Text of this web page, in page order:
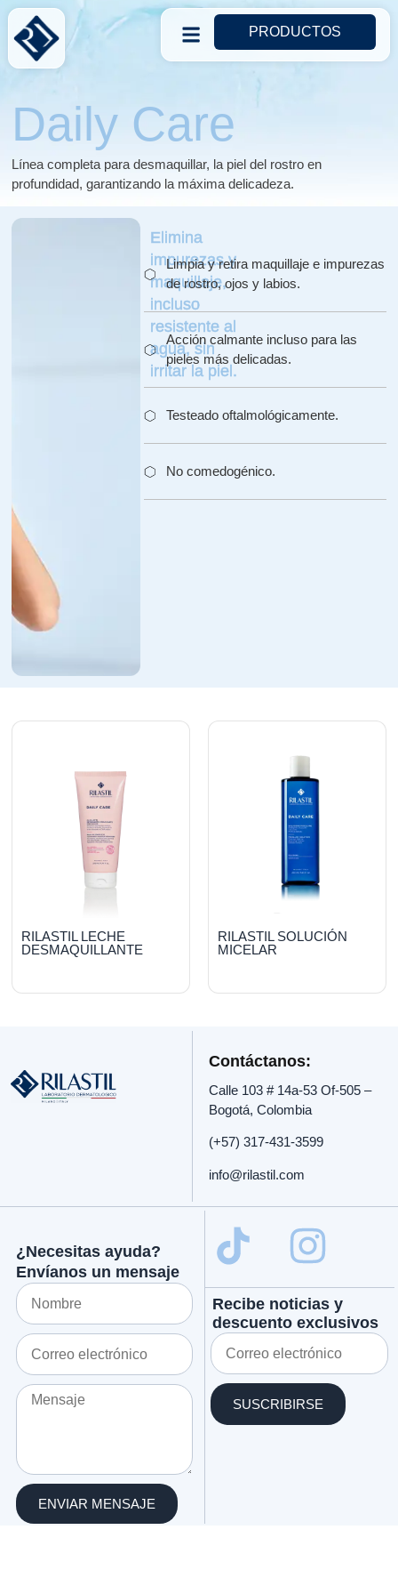
PRODUCTOS
Daily Care
Línea completa para desmaquillar, la piel del rostro en
profundidad, garantizando la máxima delicadeza.
Elimina
impurezas y
maquillaje,
incluso
resistente al
agua, sin
irritar la piel.
Limpia y retira maquillaje e impurezas
de rostro, ojos y labios.
Acción calmante incluso para las
pieles más delicadas.
Testeado oftalmológicamente.
No comedogénico.
RILASTIL LECHE
DESMAQUILLANTE
RILASTIL SOLUCIÓN
MICELAR
Contáctanos:
Calle 103 # 14a-53 Of-505 –
Bogotá, Colombia
(+57) 317-431-3599
info@rilastil.com
¿Necesitas ayuda?
Envíanos un mensaje
ENVIAR MENSAJE
Recibe noticias y
descuento exclusivos
SUSCRIBIRSE